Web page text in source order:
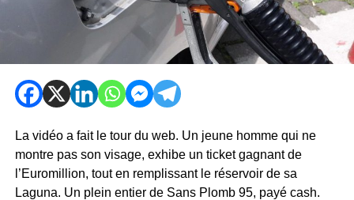
La vidéo a fait le tour du web. Un jeune homme qui ne
montre pas son visage, exhibe un ticket gagnant de
l’Euromillion, tout en remplissant le réservoir de sa
Laguna. Un plein entier de Sans Plomb 95, payé cash.